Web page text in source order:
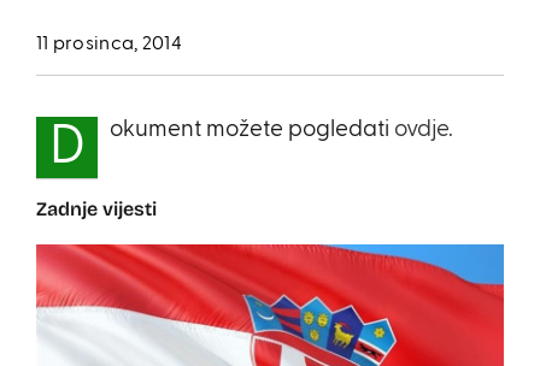
11 prosinca, 2014
D okument možete pogledati ovdje.
Zadnje vijesti